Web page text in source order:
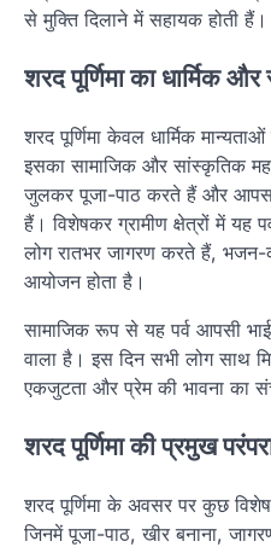
से मुक्ति दिलाने में सहायक होती हैं।
शरद पूर्णिमा का धार्मिक
शरद पूर्णिमा केवल धार्मिक
इसका सामाजिक और सांस्कृतिक
जुलकर पूजा-पाठ करते हैं और आपस
हैं। विशेषकर ग्रामीण क्षेत्रों में यह
लोग रातभर जागरण करते हैं, भजन-
आयोजन होता है।
सामाजिक रूप से यह पर्व आपसी
वाला है। इस दिन सभी लोग साथ
एकजुटता और प्रेम की भावना का
शरद पूर्णिमा की प्रमुख
शरद पूर्णिमा के अवसर पर कुछ
जिनमें पूजा-पाठ, खीर बनाना,